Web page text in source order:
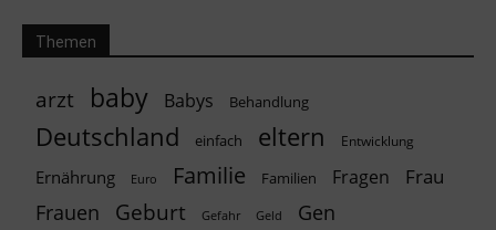
Themen
arzt baby Babys Behandlung
Deutschland einfach eltern Entwicklung
Ernährung Euro Familie Familien Fragen Frau
Frauen Geburt Gefahr Geld
Gen